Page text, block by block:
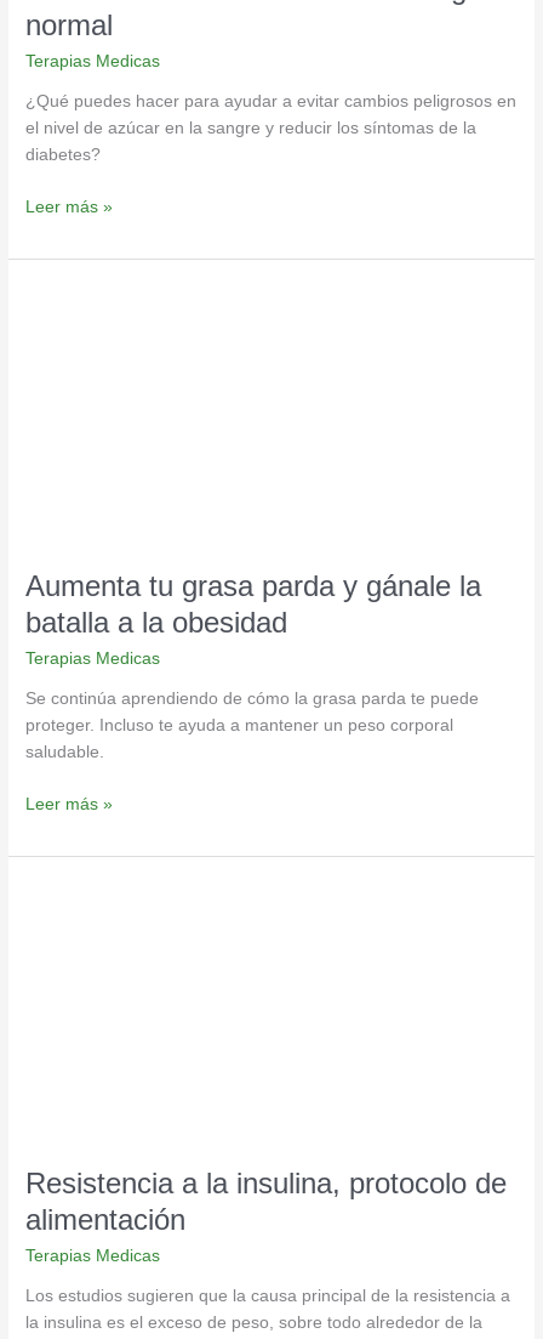
normal
Terapias Medicas
¿Qué puedes hacer para ayudar a evitar cambios peligrosos en
el nivel de azúcar en la sangre y reducir los síntomas de la
diabetes?
Leer más »
Aumenta tu grasa parda y gánale la
batalla a la obesidad
Terapias Medicas
Se continúa aprendiendo de cómo la grasa parda te puede
proteger. Incluso te ayuda a mantener un peso corporal
saludable.
Leer más »
Resistencia a la insulina, protocolo de
alimentación
Terapias Medicas
Los estudios sugieren que la causa principal de la resistencia a
la insulina es el exceso de peso, sobre todo alrededor de la